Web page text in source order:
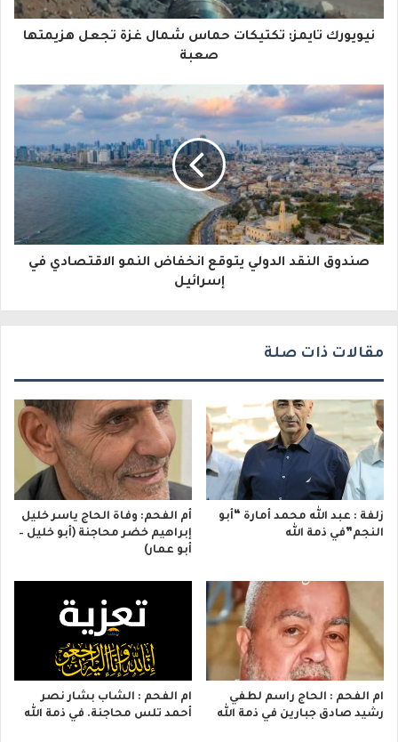
ا
إ
ل
ك
ت
ر
و
نيويورك تايمز: تكتيكات حماس شمال غزة تجعل هزيمتها
صعبة
صندوق النقد الدولي يتوقع انخفاض النمو الاقتصادي في
إسرائيل
مقالات ذات صلة
زلفة : عبد الله محمد أمارة “أبو
النجم”في ذمة الله
أم الفحم: وفاة الحاج ياسر خليل
إبراهيم خضر محاجنة (أبو خليل –
أبو عمار)
ام الفحم : الحاج راسم لطفي
رشيد صادق جبارين في ذمة الله
ام الفحم : الشاب بشار نصر
أحمد تلس محاجنة. في ذمة الله